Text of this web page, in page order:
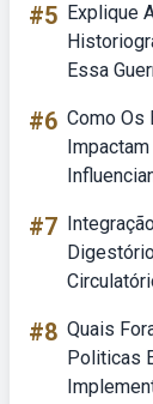
#5 Explique
Essa
#6 Como Os
#7
#8 Quais
Politicas